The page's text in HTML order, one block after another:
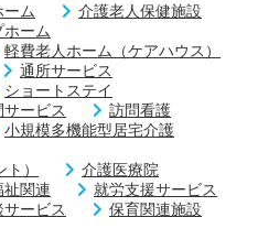
ム
介護老人保健施設
ホーム
軽費老人ホーム（ケアハウス）
通所サービス
ショートステイ
サービス
訪問看護
小規模多機能型居宅介護
）
介護医療院
祉関連
就労支援サービス
サービス
保育関連施設